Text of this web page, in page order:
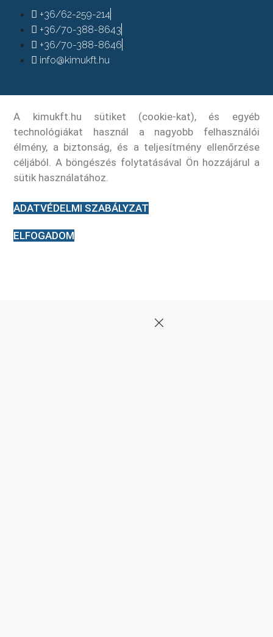
+36/62-259-214
+36/70-388-8643
+36/70-388-8646
info@kimukft.hu
A kimukft.hu sütiket (cookie-kat), és egyéb
technológiákat használ a nagyobb felhasználói
élmény, a biztonság, és a teljesítmény ellenőrzése
céljából. A böngészés folytatásával Ön hozzájárul a
sütik használatához.
ADATVÉDELMI SZABÁLYZAT
ELFOGADOM